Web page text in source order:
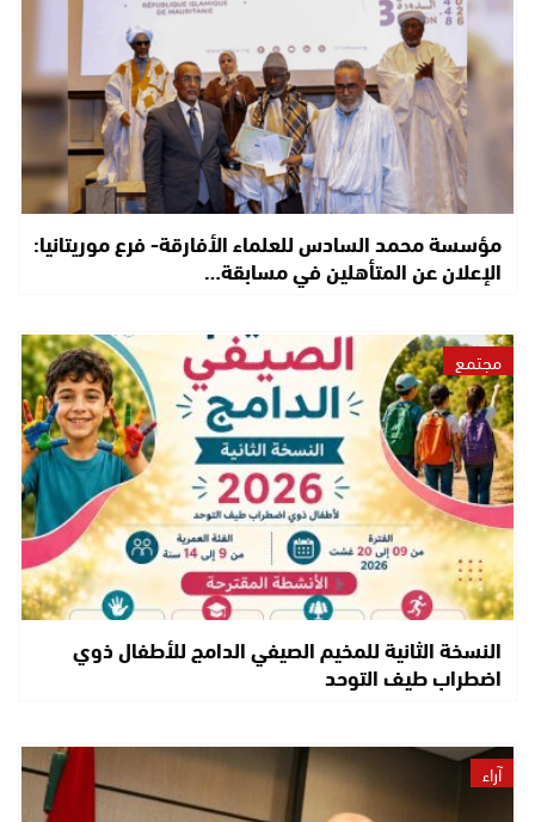
مؤسسة محمد السادس للعلماء الأفارقة- فرع موريتانيا:
الإعلان عن المتأهلين في مسابقة…
مجتمع
النسخة الثانية للمخيم الصيفي الدامج للأطفال ذوي
اضطراب طيف التوحد
آراء